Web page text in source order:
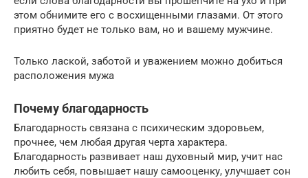
этом обнимите его с восхищенными глазами. От этого
приятно будет не только вам, но и вашему мужчине.
Только лаской, заботой и уважением можно добиться
расположения мужа
Почему благодарность
Благодарность связана с психическим здоровьем,
прочнее, чем любая другая черта характера.
Благодарность развивает наш духовный мир, учит нас
любить себя, повышает нашу самооценку, улучшает сон